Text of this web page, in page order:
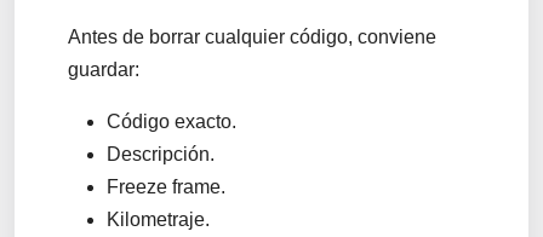
Antes de borrar cualquier código, conviene
guardar:
Código exacto.
Descripción.
Freeze frame.
Kilometraje.